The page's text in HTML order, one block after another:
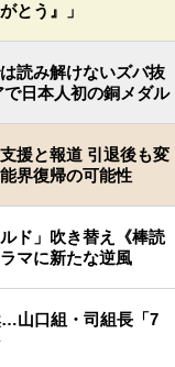
とう』」
読み解けないズバ抜
日本人初の銅メダル
援と報道 引退後も変
界復帰の可能性
ド」吹き替え《棒読
マに新たな逆風
山口組・司組長「7